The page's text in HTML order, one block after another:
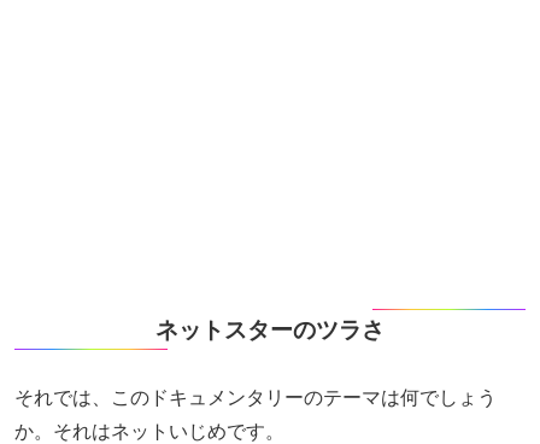
ネットスターのツラさ
それでは、このドキュメンタリーのテーマは何でしょう
か。それはネットいじめです。